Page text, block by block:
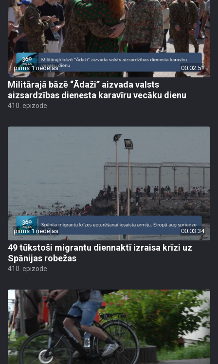
pirms 1 nedēļas 00:02:51
Militārajā bāzē “Ādaži” aizvada valsts
aizsardzības dienesta karavīru vecāku dienu
410. epizode
pirms 1 nedēļas 00:03:34
49 tūkstoši migrantu diennaktī izraisa krīzi uz
Spānijas robežas
410. epizode